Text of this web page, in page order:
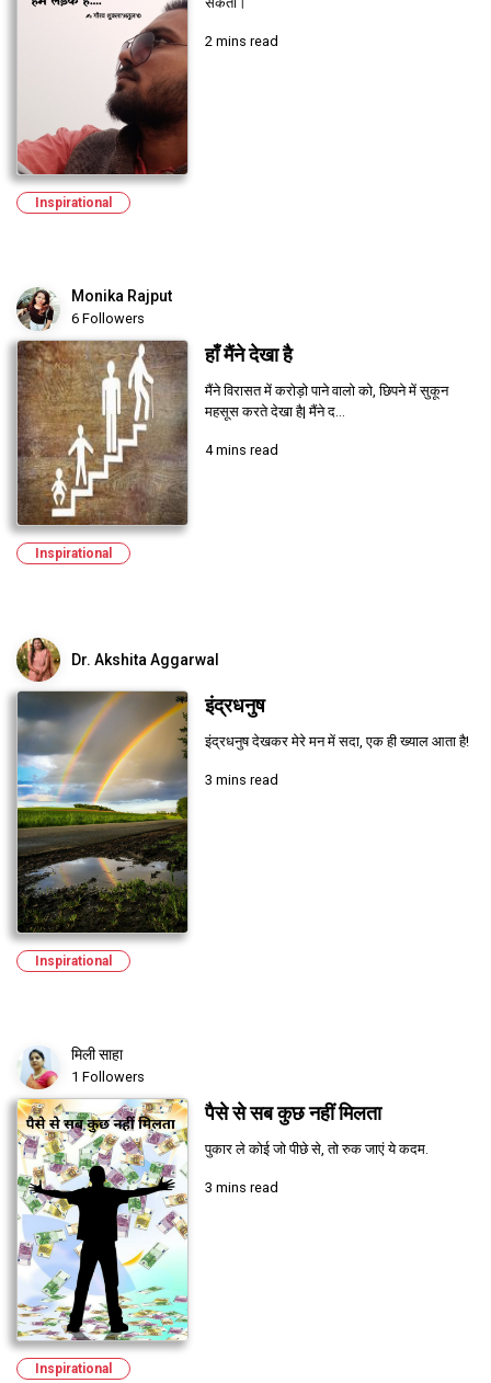
2 mins read
Inspirational
Monika Rajput
6 Followers
हाँ मैंने देखा है
मैंने विरासत में करोड़ो पाने वालो को, छिपने में सुकून
महसूस करते देखा है| मैंने द...
4 mins read
Inspirational
Dr. Akshita Aggarwal
इंद्रधनुष
इंद्रधनुष देखकर मेरे मन में सदा, एक ही ख्याल आता है!
3 mins read
Inspirational
मिली साहा
1 Followers
पैसे से सब कुछ नहीं मिलता
पुकार ले कोई जो पीछे से, तो रुक जाएं ये कदम.
3 mins read
Inspirational